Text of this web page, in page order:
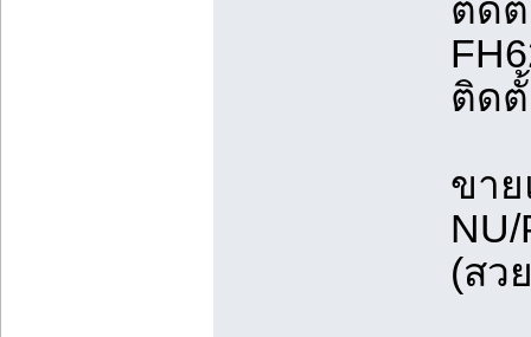
ติด
ติด
ขา
(สว